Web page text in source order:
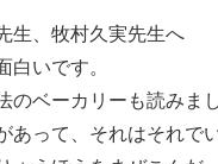
生、牧村久実先生へ
白いです。
のベーカリーも読みま
あって、それはそれで